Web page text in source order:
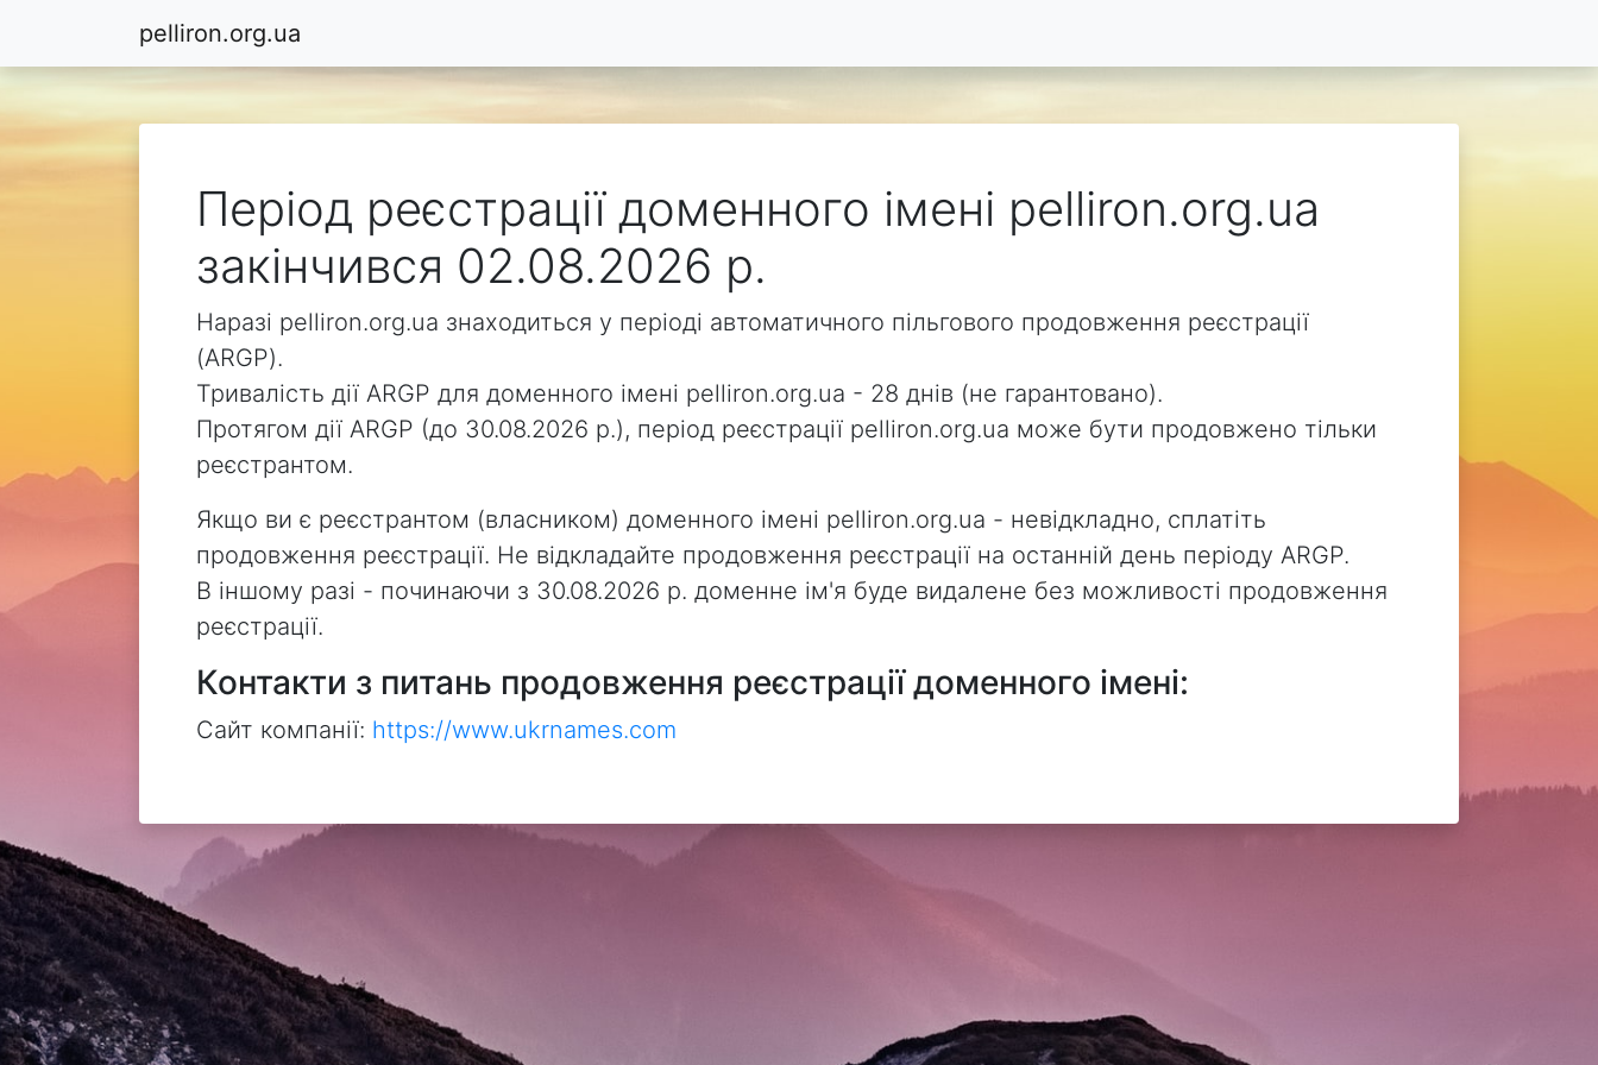
pelliron.org.ua
Період реєстрації доменного імені pelliron.org.ua
закінчився 02.08.2026 р.
Наразі pelliron.org.ua знаходиться у періоді автоматичного пільгового продовження реєстрації
(ARGP).
Тривалість дії ARGP для доменного імені pelliron.org.ua - 28 днів (не гарантовано).
Протягом дії ARGP (до 30.08.2026 р.), період реєстрації pelliron.org.ua може бути продовжено тільки
реєстрантом.
Якщо ви є реєстрантом (власником) доменного імені pelliron.org.ua - невідкладно, сплатіть
продовження реєстрації. Не відкладайте продовження реєстрації на останній день періоду ARGP.
В іншому разі - починаючи з 30.08.2026 р. доменне ім'я буде видалене без можливості продовження
реєстрації.
Контакти з питань продовження реєстрації доменного імені:
Сайт компанії: https://www.ukrnames.com